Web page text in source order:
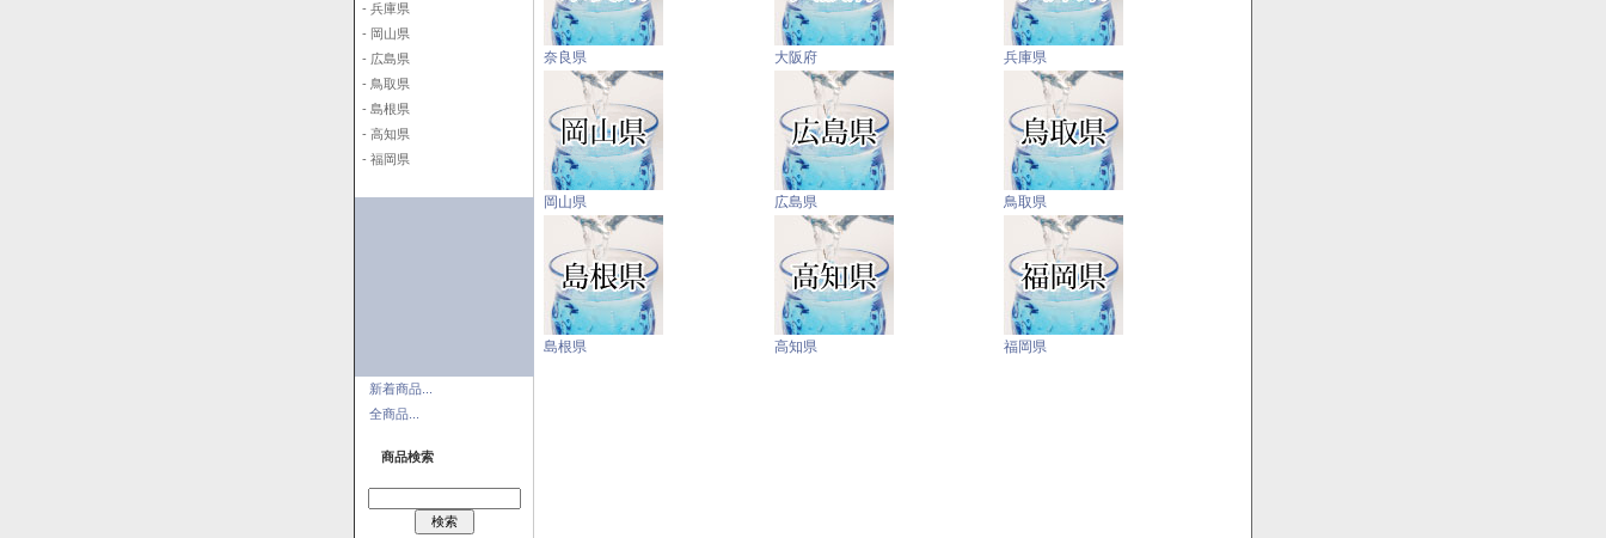
- 兵庫県
- 岡山県
- 広島県
- 鳥取県
- 島根県
- 高知県
- 福岡県
新着商品...
全商品...
商品検索
奈良県 大阪府 兵庫県
岡山県 広島県 鳥取県
島根県 高知県 福岡県